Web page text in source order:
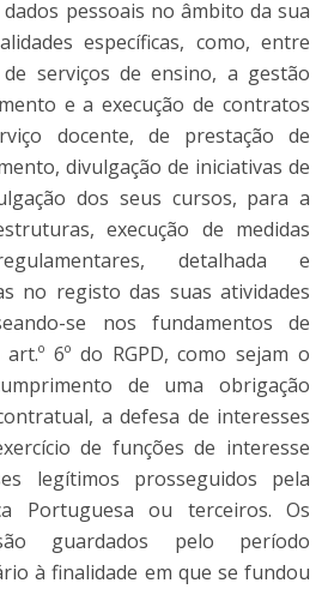
pessoais no âmbito da sua
específicas, como, entre
serviços de ensino, a gestão
e a execução de contratos
docente, de prestação de
divulgação de iniciativas de
dos seus cursos, para a
execução de medidas
detalhada e
no registo das suas atividades
se nos fundamentos de
6º do RGPD, como sejam o
de uma obrigação
a defesa de interesses
de funções de interesse
legítimos prosseguidos pela
Portuguesa ou terceiros. Os
guardados pelo período
à finalidade em que se fundou